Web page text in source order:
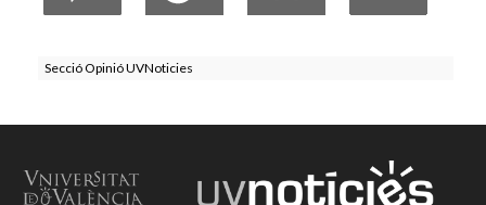
Secció Opinió UVNoticies